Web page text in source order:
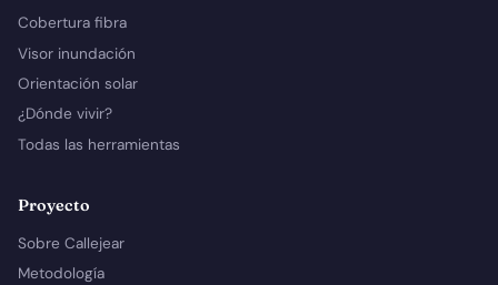
Cobertura fibra
Visor inundación
Orientación solar
¿Dónde vivir?
Todas las herramientas
Proyecto
Sobre Callejear
Metodología